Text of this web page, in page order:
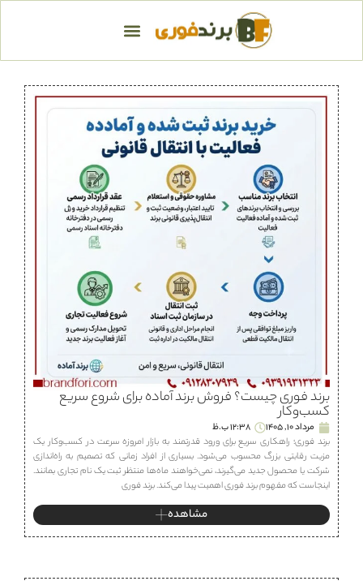
برند فوری چیست؟ فروش برند آماده برای شروع سریع
کسب‌وکار
مرداد 10, 1405
12:38 ب.ظ
برند فوری؛ راهکاری سریع برای ورود قدرتمند به بازار امروزه سرعت در کسب‌وکار یک
مزیت رقابتی بزرگ محسوب می‌شود. بسیاری از افراد زمانی که تصمیم به راه‌اندازی
شرکت یا محصول جدید می‌گیرند، نمی‌خواهند ماه‌ها منتظر ثبت یک نام تجاری بمانند.
اینجاست که مفهوم برند فوری اهمیت پیدا می‌کند. برند فوری
مشاهده